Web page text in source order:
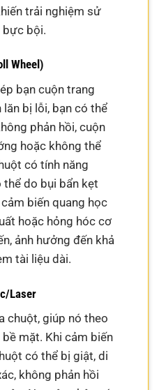
trải nghiệm sử
bực bội.
Wheel)
bạn cuộn trang
lăn bị lỗi, bạn có thể
phản hồi, cuộn
hoặc không thể
có tính năng
thể do bụi bẩn kẹt
biến quang học
hoặc hỏng hóc cơ
ảnh hưởng đến khả
tài liệu dài.
Laser
chuột, giúp nó theo
mặt. Khi cảm biến
có thể bị giật, di
không phản hồi